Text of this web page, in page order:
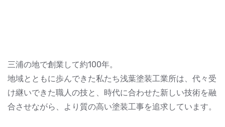
三浦の地で創業して約100年。
地域とともに歩んできた私たち浅葉塗装工業所は、代々受
け継いできた職人の技と、時代に合わせた新しい技術を融
合させながら、より質の高い塗装工事を追求しています。